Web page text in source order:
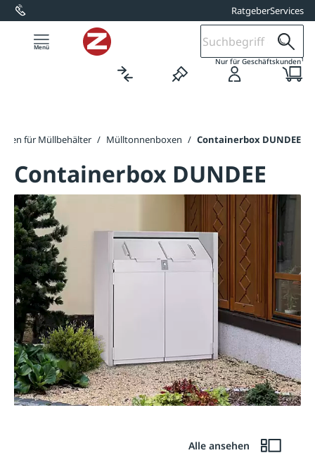
springen RatgeberServices
Nur für Geschäftskunden1
für Müllbehälter / Mülltonnenboxen / Containerbox DUNDEE
Containerbox DUNDEE
Alle ansehen